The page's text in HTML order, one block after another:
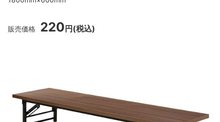
販売価格 220 円 (税込)